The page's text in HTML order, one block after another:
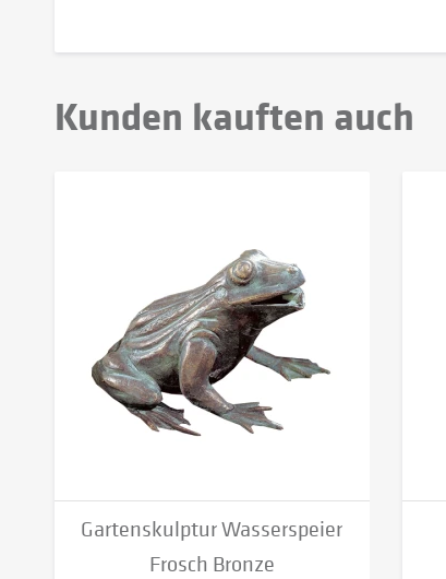
Kunden kauften auch
Gartenskulptur Wasserspeier
Frosch Bronze